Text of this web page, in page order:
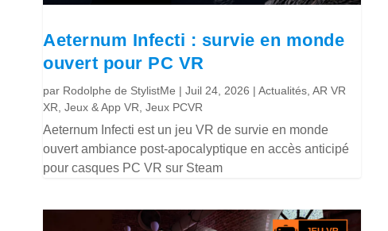
Aeternum Infecti : survie en monde
ouvert pour PC VR
par Rodolphe de StylistMe |Juil 24, 2026 |Actualités ,AR VR
XR ,Jeux & App VR ,Jeux PCVR
Aeternum Infecti est un jeu VR de survie en monde
ouvert ambiance post-apocalyptique en accès anticipé
pour casques PC VR sur Steam